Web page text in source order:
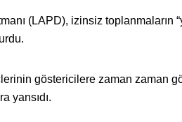
(LAPD), izinsiz toplanmaların
göstericilere zaman zaman
yansıdı.